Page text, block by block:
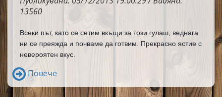
13560
Всеки път, като се сетим вкъщи за този гулаш, веднага
ни се преяжда и почваме да готвим. Прекрасно ястие с
невероятен вкус.
Повече